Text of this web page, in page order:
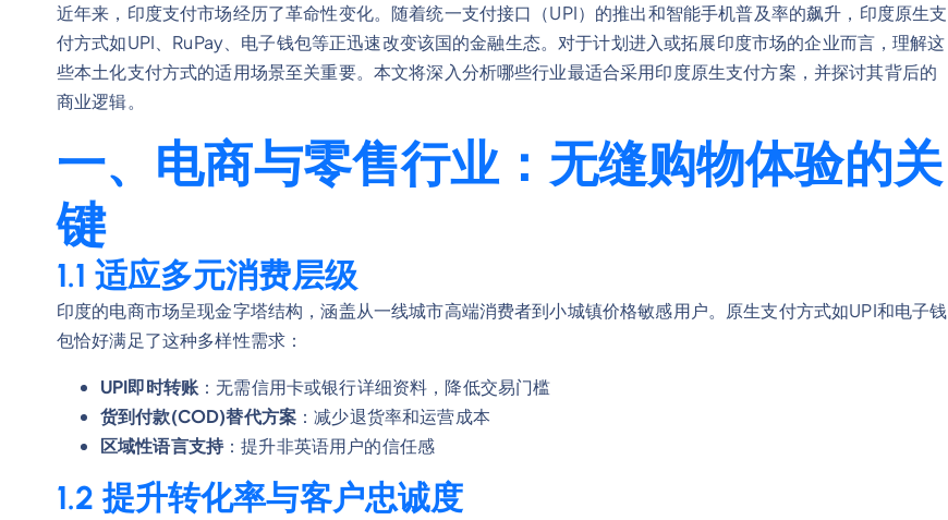
近年来，印度支付市场经历了革命性变化。随着统一支付接口（UPI）的推出和智能手机普及率的飙升，印度原生支
付方式如UPI、RuPay、电子钱包等正迅速改变该国的金融生态。对于计划进入或拓展印度市场的企业而言，理解这
些本土化支付方式的适用场景至关重要。本文将深入分析哪些行业最适合采用印度原生支付方案，并探讨其背后的
商业逻辑。
一、电商与零售行业：无缝购物体验的关
键
1.1 适应多元消费层级
印度的电商市场呈现金字塔结构，涵盖从一线城市高端消费者到小城镇价格敏感用户。原生支付方式如UPI和电子钱
包恰好满足了这种多样性需求：
UPI即时转账 ：无需信用卡或银行详细资料，降低交易门槛
货到付款(COD)替代方案 ：减少退货率和运营成本
区域性语言支持：提升非英语用户的信任感
1.2 提升转化率与客户忠诚度